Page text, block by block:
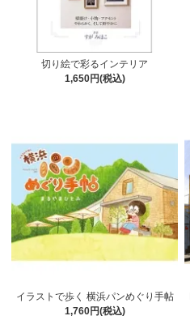
切り絵で彩るインテリア
1,650円(税込)
イラストで歩く 横浜パンめぐり手帖
1,760円(税込)